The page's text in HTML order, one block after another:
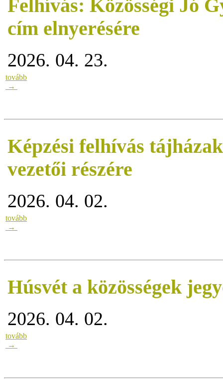
Felhívás: Közösségi Jó
cím elnyerésére
2026. 04. 23.
tovább
→
Képzési felhívás
vezetői részére
2026. 04. 02.
tovább
→
Húsvét a közösségek
2026. 04. 02.
tovább
→